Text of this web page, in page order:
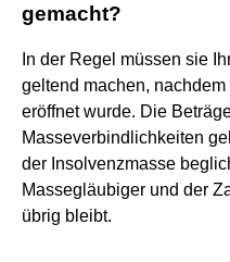
gemacht?
In der Regel müssen sie
geltend machen,
eröffnet wurde. Die
Masseverbindlichkeiten
der Insolvenzmasse
Massegläubiger und der
übrig bleibt.